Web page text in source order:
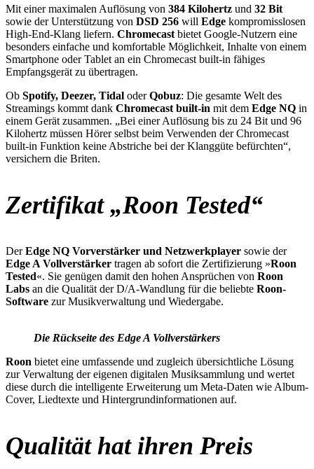
Mit einer maximalen Auflösung von 384 Kilohertz und 32 Bit
sowie der Unterstützung von DSD 256 will Edge kompromisslosen
High-End-Klang liefern. Chromecast bietet Google-Nutzern eine
besonders einfache und komfortable Möglichkeit, Inhalte von einem
Smartphone oder Tablet an ein Chromecast built-in fähiges
Empfangsgerät zu übertragen.
Ob Spotify, Deezer, Tidal oderQobuz: Die gesamte Welt des
Streamings kommt dank Chromecast built-in mit dem Edge NQ in
einem Gerät zusammen. „Bei einer Auflösung bis zu 24 Bit und 96
Kilohertz müssen Hörer selbst beim Verwenden der Chromecast
built-in Funktion keine Abstriche bei der Klanggüte befürchten“,
versichern die Briten.
Zertifikat „Roon Tested“
DerEdge NQ Vorverstärker und Netzwerkplayer sowie der
Edge A Vollverstärker tragen ab sofort die Zertifizierung »Roon
Tested«. Sie genügen damit den hohen Ansprüchen von Roon
Labs an die Qualität der D/A-Wandlung für die beliebte Roon-
Software zur Musikverwaltung und Wiedergabe.
Die Rückseite des Edge A Vollverstärkers
Roon bietet eine umfassende und zugleich übersichtliche Lösung
zur Verwaltung der eigenen digitalen Musiksammlung und wertet
diese durch die intelligente Erweiterung um Meta-Daten wie Album-
Cover, Liedtexte und Hintergrundinformationen auf.
Qualität hat ihren Preis